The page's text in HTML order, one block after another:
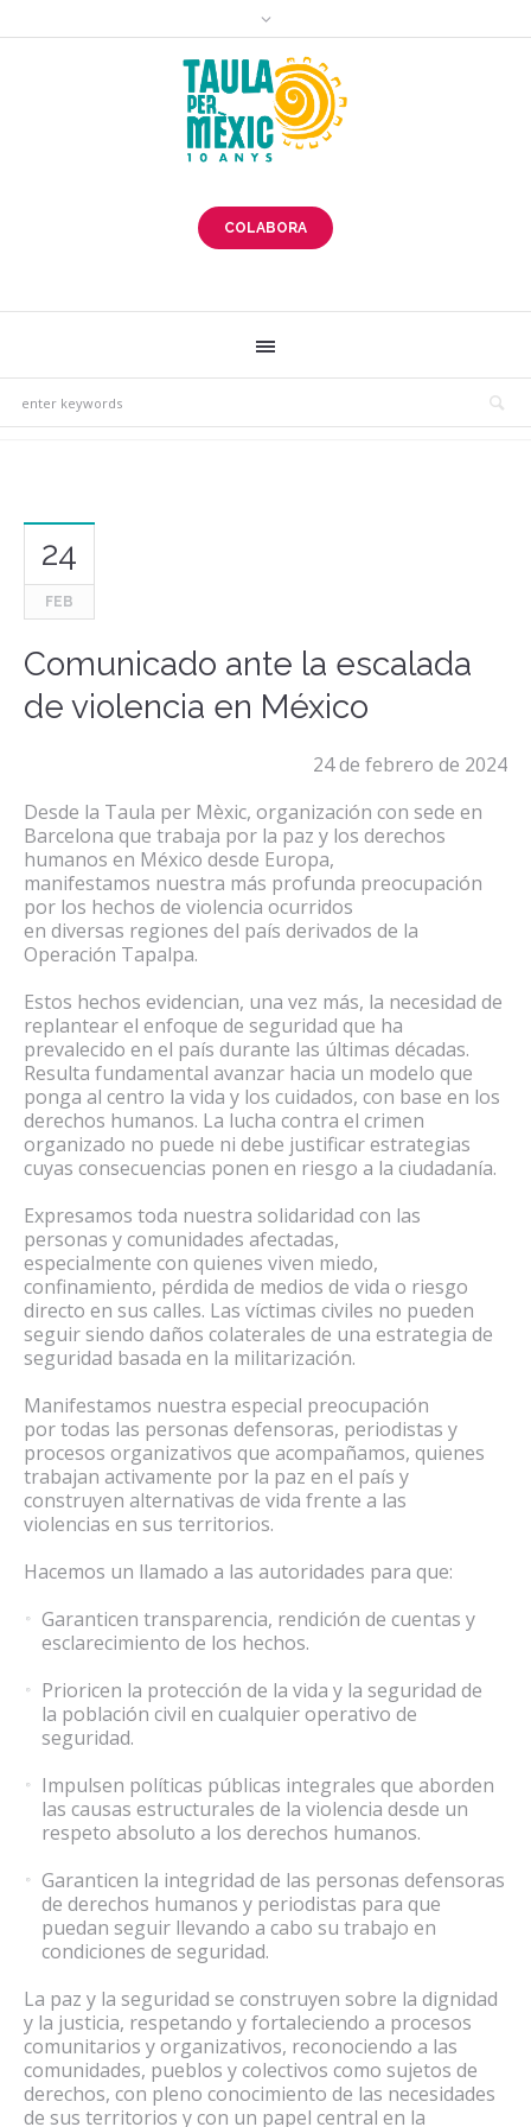
COLABORA
24
FEB
Comunicado ante la escalada
de violencia en México
24 de febrero de 2024
Desde la Taula per Mèxic, organización con sede en
Barcelona que trabaja por la paz y los derechos
humanos en México desde Europa,
manifestamos nuestra más profunda preocupación
por los hechos de violencia ocurridos
en diversas regiones del país derivados de la
Operación Tapalpa.
Estos hechos evidencian, una vez más, la necesidad de
replantear el enfoque de seguridad que ha
prevalecido en el país durante las últimas décadas.
Resulta fundamental avanzar hacia un modelo que
ponga al centro la vida y los cuidados, con base en los
derechos humanos. La lucha contra el crimen
organizado no puede ni debe justificar estrategias
cuyas consecuencias ponen en riesgo a la ciudadanía.
Expresamos toda nuestra solidaridad con las
personas y comunidades afectadas,
especialmente con quienes viven miedo,
confinamiento, pérdida de medios de vida o riesgo
directo en sus calles. Las víctimas civiles no pueden
seguir siendo daños colaterales de una estrategia de
seguridad basada en la militarización.
Manifestamos nuestra especial preocupación
por todas las personas defensoras, periodistas y
procesos organizativos que acompañamos, quienes
trabajan activamente por la paz en el país y
construyen alternativas de vida frente a las
violencias en sus territorios.
Hacemos un llamado a las autoridades para que:
Garanticen transparencia, rendición de cuentas y
esclarecimiento de los hechos.
Prioricen la protección de la vida y la seguridad de
la población civil en cualquier operativo de
seguridad.
Impulsen políticas públicas integrales que aborden
las causas estructurales de la violencia desde un
respeto absoluto a los derechos humanos.
Garanticen la integridad de las personas defensoras
de derechos humanos y periodistas para que
puedan seguir llevando a cabo su trabajo en
condiciones de seguridad.
La paz y la seguridad se construyen sobre la dignidad
y la justicia, respetando y fortaleciendo a procesos
comunitarios y organizativos, reconociendo a las
comunidades, pueblos y colectivos como sujetos de
derechos, con pleno conocimiento de las necesidades
de sus territorios y con un papel central en la